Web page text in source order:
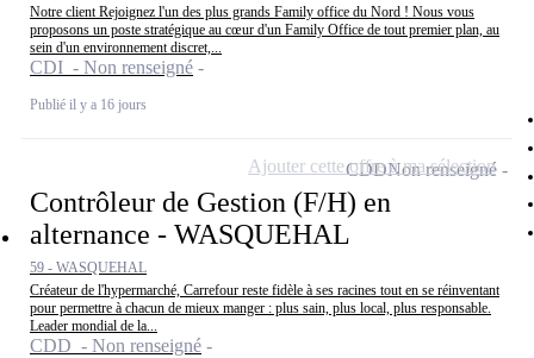
Notre client Rejoignez l'un des plus grands Family office du Nord ! Nous vous
proposons un poste stratégique au cœur d'un Family Office de tout premier plan, au
sein d'un environnement discret,...
CDI - Non renseigné
Publié il y a 16 jours
Contrôleur de Gestion (F/H) en
alternance - WASQUEHAL
59 - WASQUEHAL
Créateur de l'hypermarché, Carrefour reste fidèle à ses racines tout en se réinventant
pour permettre à chacun de mieux manger : plus sain, plus local, plus responsable.
Leader mondial de la...
CDD - Non renseigné
CDDNon renseigné
Ajouter cette offre à ma sélection